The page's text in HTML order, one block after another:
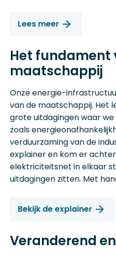
Lees meer
Het fundament
maatschappij
Onze energie-
van de maatschappij. Het
grote uitdagingen waar
zoals
verduurzaming van de
explainer en kom er
elektriciteitsnet in elkaar
uitdagingen zitten. Met
Bekijk de explainer
Veranderend